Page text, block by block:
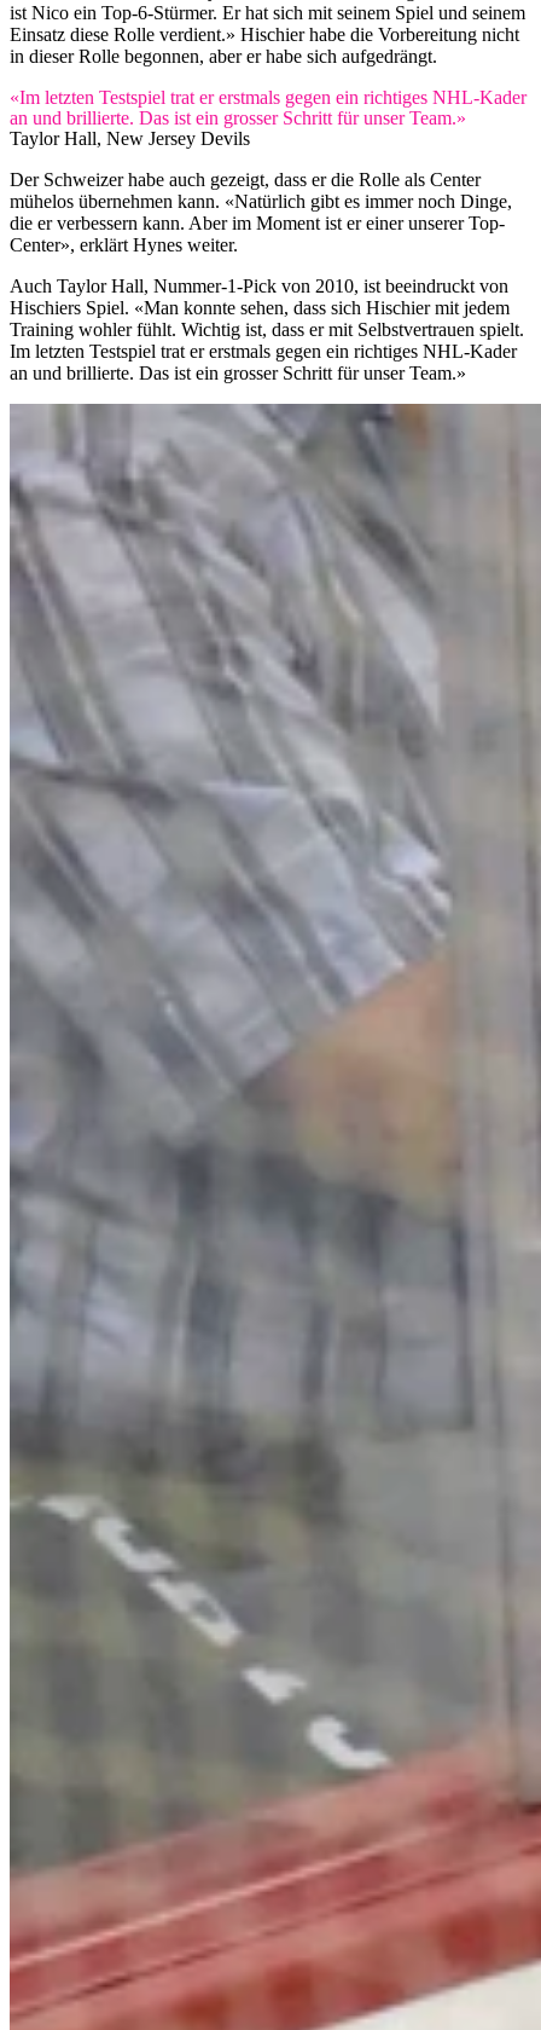
ist Nico ein Top-6-Stürmer. Er hat sich mit seinem Spiel und seinem
Einsatz diese Rolle verdient.» Hischier habe die Vorbereitung nicht
in dieser Rolle begonnen, aber er habe sich aufgedrängt.
«Im letzten Testspiel trat er erstmals gegen ein richtiges NHL-Kader
an und brillierte. Das ist ein grosser Schritt für unser Team.»
Taylor Hall, New Jersey Devils
Der Schweizer habe auch gezeigt, dass er die Rolle als Center
mühelos übernehmen kann. «Natürlich gibt es immer noch Dinge,
die er verbessern kann. Aber im Moment ist er einer unserer Top-
Center», erklärt Hynes weiter.
Auch Taylor Hall, Nummer-1-Pick von 2010, ist beeindruckt von
Hischiers Spiel. «Man konnte sehen, dass sich Hischier mit jedem
Training wohler fühlt. Wichtig ist, dass er mit Selbstvertrauen spielt.
Im letzten Testspiel trat er erstmals gegen ein richtiges NHL-Kader
an und brillierte. Das ist ein grosser Schritt für unser Team.»